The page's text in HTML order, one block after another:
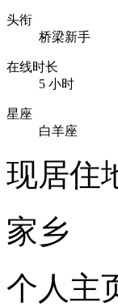
头衔
桥梁新手
在线时长
5 小时
星座
白羊座
现居住
家乡
个人主